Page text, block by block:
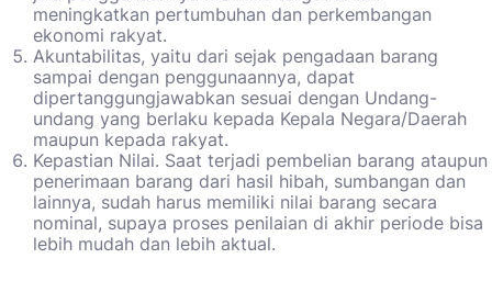
meningkatkan pertumbuhan dan perkembangan
ekonomi rakyat.
Akuntabilitas, yaitu dari sejak pengadaan barang
sampai dengan penggunaannya, dapat
dipertanggungjawabkan sesuai dengan Undang-
undang yang berlaku kepada Kepala Negara/Daerah
maupun kepada rakyat.
Kepastian Nilai. Saat terjadi pembelian barang ataupun
penerimaan barang dari hasil hibah, sumbangan dan
lainnya, sudah harus memiliki nilai barang secara
nominal, supaya proses penilaian di akhir periode bisa
lebih mudah dan lebih aktual.